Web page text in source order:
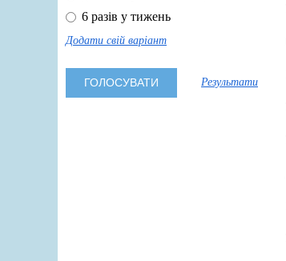
6 разів у тижень
Додати свій варіант
Результати